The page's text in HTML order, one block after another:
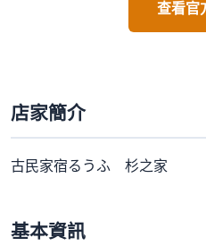
查看官
店家簡介
古民家宿るうふ 杉之家
基本資訊